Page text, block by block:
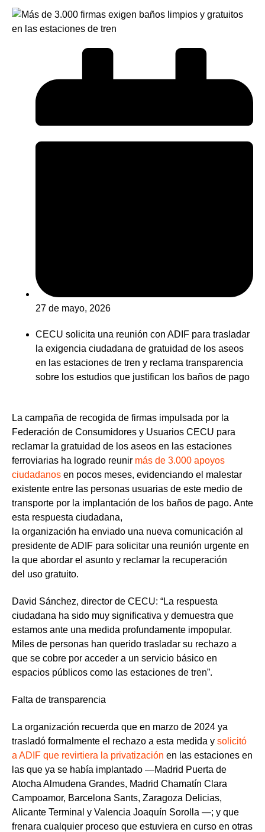
27 de mayo, 2026
CECU solicita una reunión con ADIF para trasladar
la exigencia ciudadana de gratuidad de los aseos
en las estaciones de tren y reclama transparencia
sobre los estudios que justifican los baños de pago
La campaña de recogida de firmas impulsada por la
Federación de Consumidores y Usuarios CECU para
reclamar la gratuidad de los aseos en las estaciones
ferroviarias ha logrado reunir más de 3.000 apoyos
ciudadanos en pocos meses, evidenciando el malestar
existente entre las personas usuarias de este medio de
transporte por la implantación de los baños de pago. Ante
esta respuesta ciudadana,
la organización ha enviado una nueva comunicación al
presidente de ADIF para solicitar una reunión urgente en
la que abordar el asunto y reclamar la recuperación
del uso gratuito.
David Sánchez, director de CECU: “La respuesta
ciudadana ha sido muy significativa y demuestra que
estamos ante una medida profundamente impopular.
Miles de personas han querido trasladar su rechazo a
que se cobre por acceder a un servicio básico en
espacios públicos como las estaciones de tren”.
Falta de transparencia
La organización recuerda que en marzo de 2024 ya
trasladó formalmente el rechazo a esta medida y solicitó
a ADIF que revirtiera la privatización en las estaciones en
las que ya se había implantado —Madrid Puerta de
Atocha Almudena Grandes, Madrid Chamatín Clara
Campoamor, Barcelona Sants, Zaragoza Delicias,
Alicante Terminal y Valencia Joaquín Sorolla —; y que
frenara cualquier proceso que estuviera en curso en otras